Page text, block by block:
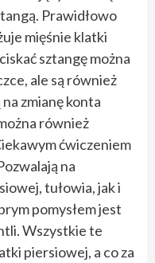
Prawidłowo
mięśnie klatki
sztangę można
ale są również
zmianę konta
również
ćwiczeniem
na
tułowia, jak i
pomysłem jest
Wszystkie te
piersiowej, a co za